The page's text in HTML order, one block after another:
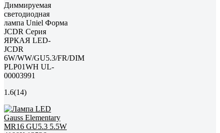
Диммируемая
светодиодная
лампа Uniel Форма
JCDR Серия
ЯРКАЯ LED-
JCDR
6W/WW/GU5.3/FR/DIM
PLP01WH UL-
00003991
1.6(14)